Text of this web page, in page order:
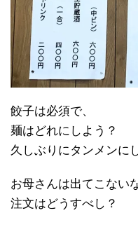
餃子は必須で、
麺はどれにしよう？
久しぶりにタンメンに
お母さんは出てこないな
注文はどうすべし？